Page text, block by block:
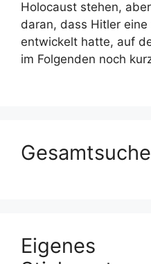
Holocaust stehen,
daran, dass Hitler
entwickelt hatte, auf
im Folgenden noch
Gesamtsuche
Eigenes